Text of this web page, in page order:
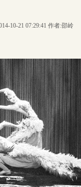
10-21 07:29:41 作者:邵岭